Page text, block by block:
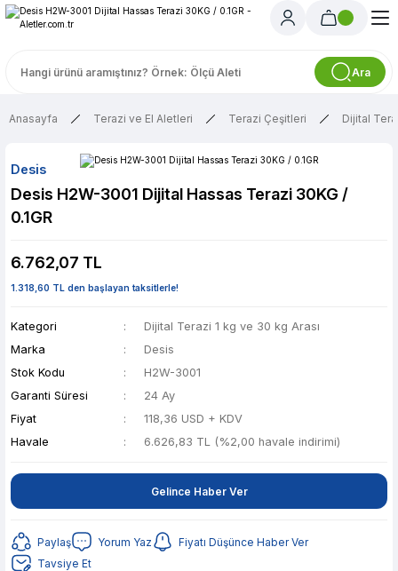
Ara
Anasayfa Terazi ve El Aletleri Terazi Çeşitleri Dijital
Desis
Desis H2W-3001 Dijital Hassas Terazi 30KG /
0.1GR
6.762,07 TL
1.318,60 TL den başlayan taksitlerle!
Kategori
Dijital Terazi 1 kg ve 30 kg Arası
Marka
Desis
Stok Kodu
H2W-3001
Garanti Süresi
24 Ay
Fiyat
118,36 USD + KDV
Havale
6.626,83 TL (%2,00 havale indirimi)
Gelince Haber Ver
Paylaş Yorum Yaz
Fiyatı Düşünce Haber Ver
Tavsiye Et